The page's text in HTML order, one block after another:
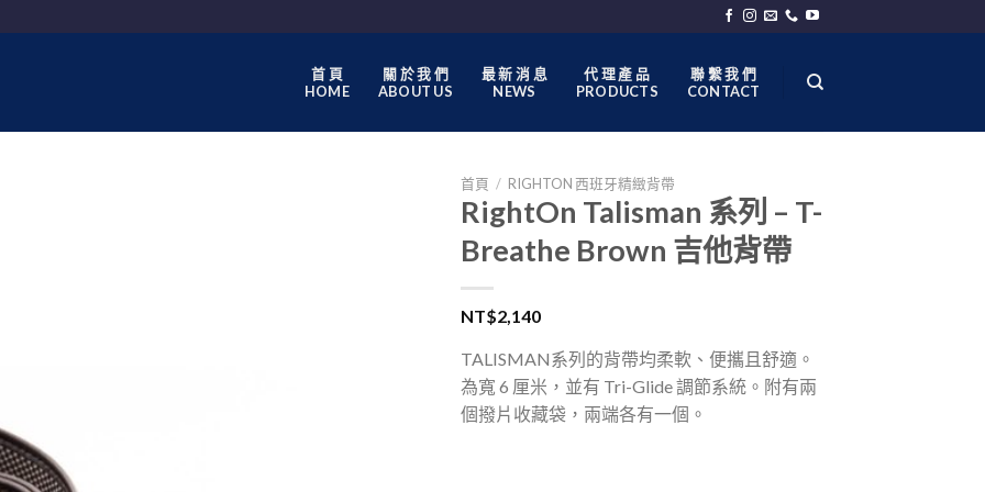
首 頁
HOME
關 於 我 們
ABOUT US
最 新 消 息
NEWS
代 理 產 品
PRODUCTS
聯 繫 我 們
CONTACT
首頁 / RIGHTON 西班牙精緻背帶
RightOn Talisman 系列 – T-
Breathe Brown 吉他背帶
NT$2,140
TALISMAN系列的背帶均柔軟、便攜且舒適。
為寬 6 厘米，並有 Tri-Glide 調節系統。附有兩
個撥片收藏袋，兩端各有一個。